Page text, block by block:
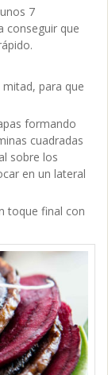
7
conseguir que
para que
formando
cuadradas
sobre los
en un lateral
toque final con